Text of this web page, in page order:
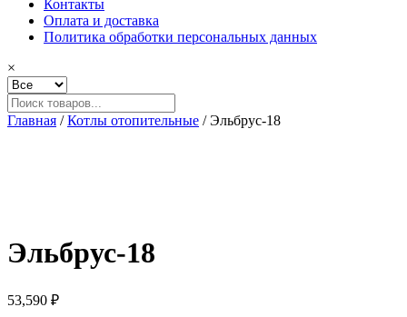
Контакты
Оплата и доставка
Политика обработки персональных данных
×
Главная /Котлы отопительные / Эльбрус-18
Эльбрус-18
53,590 ₽